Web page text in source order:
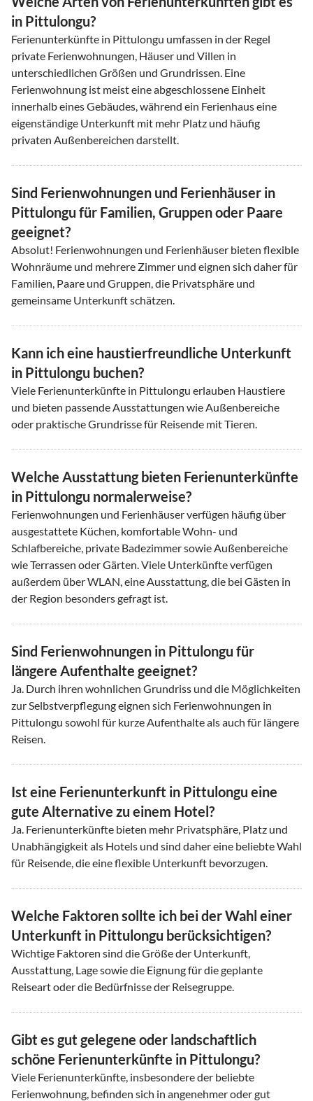
in Pittulongu?
Ferienunterkünfte in Pittulongu umfassen in der Regel
private Ferienwohnungen, Häuser und Villen in
unterschiedlichen Größen und Grundrissen. Eine
Ferienwohnung ist meist eine abgeschlossene Einheit
innerhalb eines Gebäudes, während ein Ferienhaus eine
eigenständige Unterkunft mit mehr Platz und häufig
privaten Außenbereichen darstellt.
Sind Ferienwohnungen und Ferienhäuser in
Pittulongu für Familien, Gruppen oder Paare
geeignet?
Absolut! Ferienwohnungen und Ferienhäuser bieten flexible
Wohnräume und mehrere Zimmer und eignen sich daher für
Familien, Paare und Gruppen, die Privatsphäre und
gemeinsame Unterkunft schätzen.
Kann ich eine haustierfreundliche Unterkunft
in Pittulongu buchen?
Viele Ferienunterkünfte in Pittulongu erlauben Haustiere
und bieten passende Ausstattungen wie Außenbereiche
oder praktische Grundrisse für Reisende mit Tieren.
Welche Ausstattung bieten Ferienunterkünfte
in Pittulongu normalerweise?
Ferienwohnungen und Ferienhäuser verfügen häufig über
ausgestattete Küchen, komfortable Wohn- und
Schlafbereiche, private Badezimmer sowie Außenbereiche
wie Terrassen oder Gärten. Viele Unterkünfte verfügen
außerdem über WLAN, eine Ausstattung, die bei Gästen in
der Region besonders gefragt ist.
Sind Ferienwohnungen in Pittulongu für
längere Aufenthalte geeignet?
Ja. Durch ihren wohnlichen Grundriss und die Möglichkeiten
zur Selbstverpflegung eignen sich Ferienwohnungen in
Pittulongu sowohl für kurze Aufenthalte als auch für längere
Reisen.
Ist eine Ferienunterkunft in Pittulongu eine
gute Alternative zu einem Hotel?
Ja. Ferienunterkünfte bieten mehr Privatsphäre, Platz und
Unabhängigkeit als Hotels und sind daher eine beliebte Wahl
für Reisende, die eine flexible Unterkunft bevorzugen.
Welche Faktoren sollte ich bei der Wahl einer
Unterkunft in Pittulongu berücksichtigen?
Wichtige Faktoren sind die Größe der Unterkunft,
Ausstattung, Lage sowie die Eignung für die geplante
Reiseart oder die Bedürfnisse der Reisegruppe.
Gibt es gut gelegene oder landschaftlich
schöne Ferienunterkünfte in Pittulongu?
Viele Ferienunterkünfte, insbesondere der beliebte
Ferienwohnung, befinden sich in angenehmer oder gut